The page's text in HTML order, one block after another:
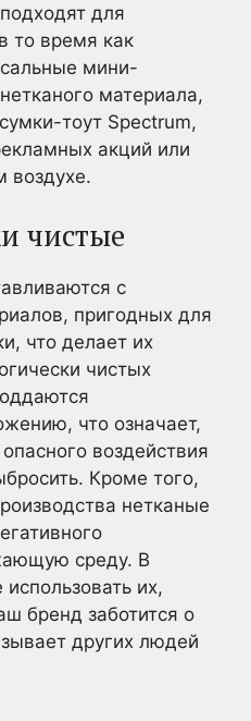
для
то время как
мини-
материала,
тоут Spectrum,
акций или
воздухе.
чистые
с
пригодных для
что делает их
чистых
что означает,
воздействия
Кроме того,
нетканые
среду. В
их,
бренд заботится о
других людей